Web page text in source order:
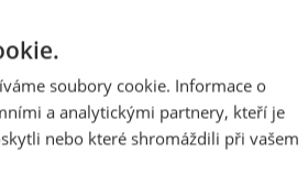
soubory cookie. Informace o
a analytickými partnery, kteří je
nebo které shromáždili při vašem